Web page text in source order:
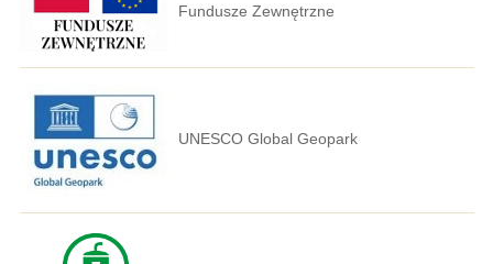
Fundusze Zewnętrzne
UNESCO Global Geopark